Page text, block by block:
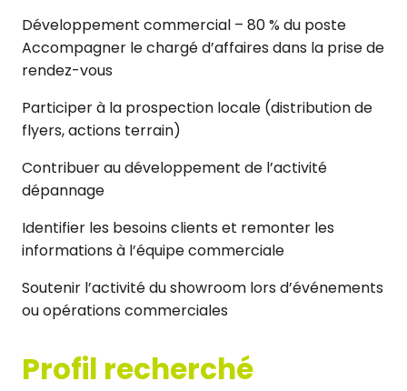
Développement commercial – 80 % du poste
Accompagner le chargé d’affaires dans la prise de
rendez-vous
Participer à la prospection locale (distribution de
flyers, actions terrain)
Contribuer au développement de l’activité
dépannage
Identifier les besoins clients et remonter les
informations à l’équipe commerciale
Soutenir l’activité du showroom lors d’événements
ou opérations commerciales
Profil recherché